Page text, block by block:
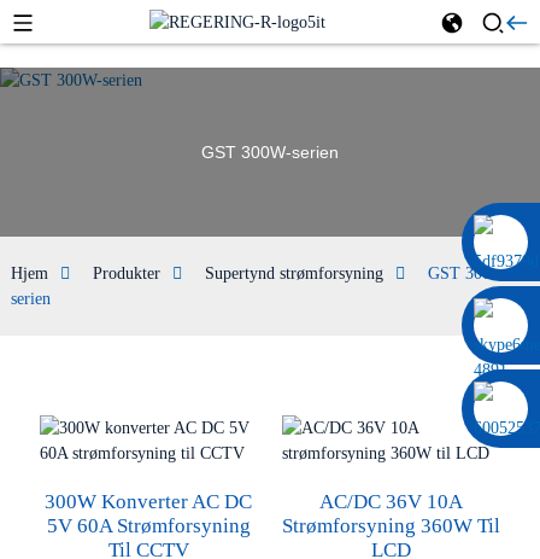
0086 13322920697
GST 300W-serien
Hjem Produkter Supertynd strømforsyning
GST 300W-
serien
300W Konverter AC DC
5V 60A Strømforsyning
Til CCTV
AC/DC 36V 10A
Strømforsyning 360W Til
LCD